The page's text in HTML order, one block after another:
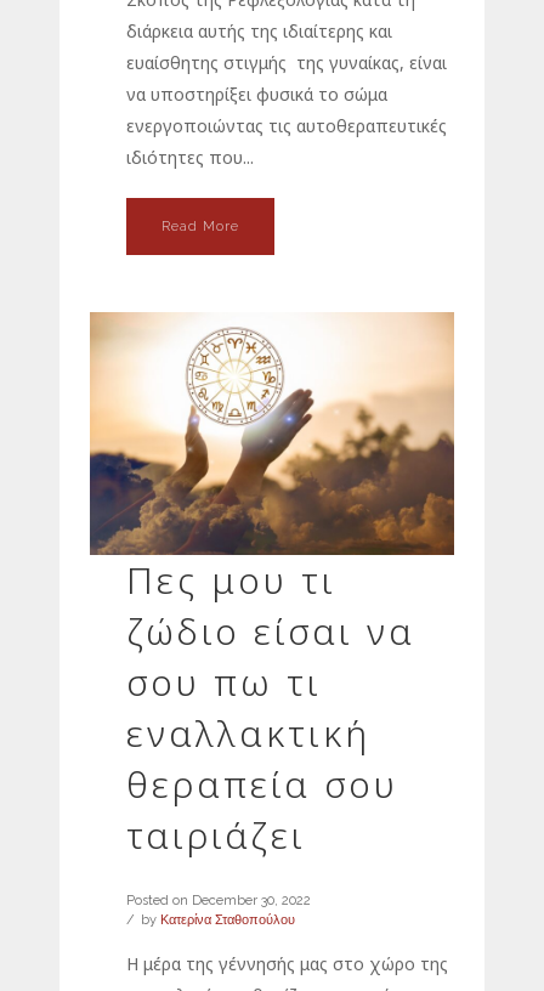
διάρκεια αυτής της ιδιαίτερης και
ευαίσθητης στιγμής της γυναίκας, είναι
να υποστηρίξει φυσικά το σώμα
ενεργοποιώντας τις αυτοθεραπευτικές
ιδιότητες που...
Read More
Πες μου τι
ζώδιο είσαι να
σου πω τι
εναλλακτική
θεραπεία σου
ταιριάζει
Posted on December 30, 2022
by Κατερίνα Σταθοπούλου
Η μέρα της γέννησής μας στο χώρο της